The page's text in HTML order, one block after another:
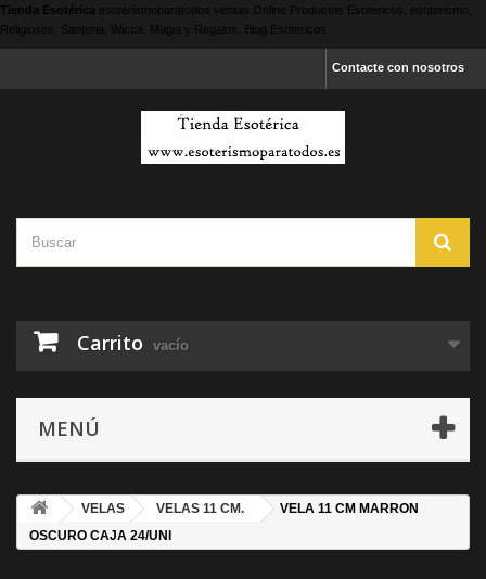
Tienda Esotérica esoterismoparatodos ventas Online Productos Esotericos, esoterismo,
Religiosos, Santeria, Wicca, Magia y Regalos, Blog Esotericos.
Contacte con nosotros
Carrito vacío
MENÚ
VELAS VELAS 11 CM.
VELA 11 CM MARRON
OSCURO CAJA 24/UNI